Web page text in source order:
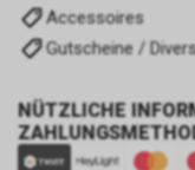
Accessoires
Gutscheine /
NÜTZLICHE